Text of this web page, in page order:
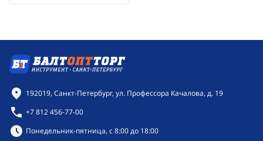
Контактная информация
192019, Санкт-Петербург, ул. Профессора Качалова, д. 19
+7 812 456-77-00
Режим работы:
Понедельник-пятница, с 8:00 до 18:00